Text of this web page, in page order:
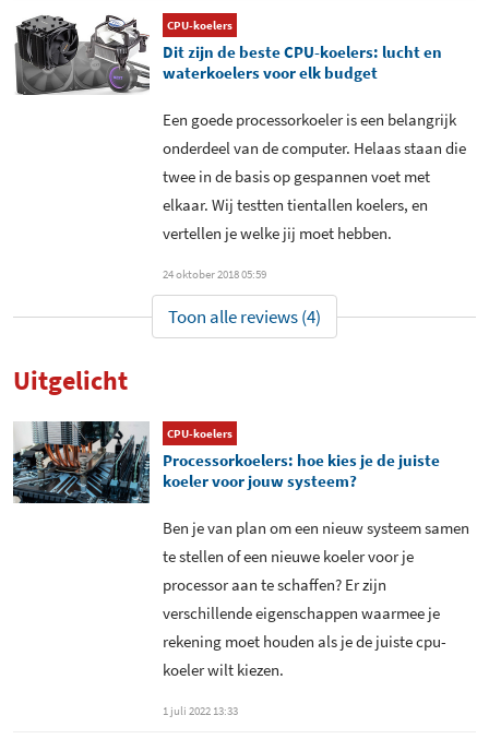
CPU-koelers
Dit zijn de beste CPU-koelers: lucht en
waterkoelers voor elk budget
Een goede processorkoeler is een belangrijk
onderdeel van de computer. Helaas staan die
twee in de basis op gespannen voet met
elkaar. Wij testten tientallen koelers, en
vertellen je welke jij moet hebben.
24 oktober 2018 05:59
Toon alle reviews (4)
Uitgelicht
CPU-koelers
Processorkoelers: hoe kies je de juiste
koeler voor jouw systeem?
Ben je van plan om een nieuw systeem samen
te stellen of een nieuwe koeler voor je
processor aan te schaffen? Er zijn
verschillende eigenschappen waarmee je
rekening moet houden als je de juiste cpu-
koeler wilt kiezen.
1 juli 2022 13:33